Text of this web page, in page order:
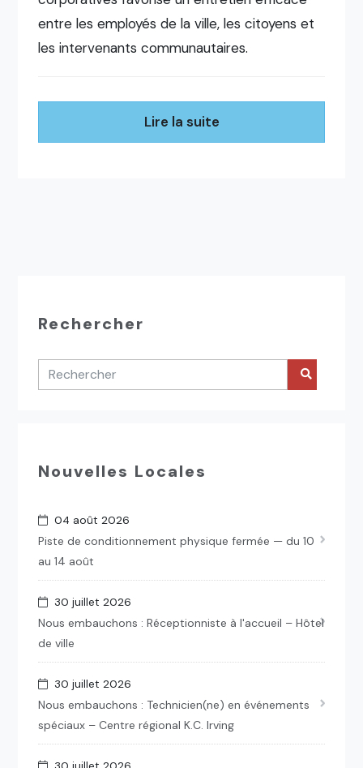
entre les employés de la ville, les citoyens et
les intervenants communautaires.
Lire la suite
Rechercher
Nouvelles Locales
04 août 2026
Piste de conditionnement physique fermée — du 10
au 14 août
30 juillet 2026
Nous embauchons : Réceptionniste à l'accueil – Hôtel
de ville
30 juillet 2026
Nous embauchons : Technicien(ne) en événements
spéciaux – Centre régional K.C. Irving